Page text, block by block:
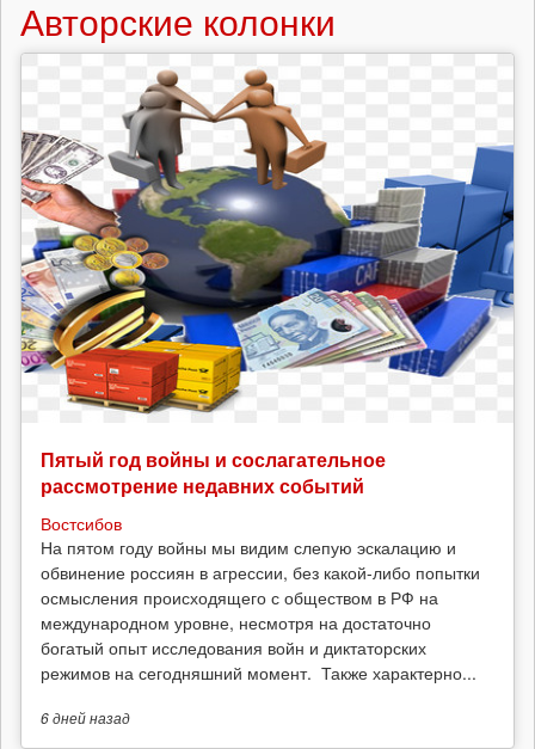
Авторские колонки
Пятый год войны и сослагательное
рассмотрение недавних событий
Востсибов
На пятом году войны мы видим слепую эскалацию и
обвинение россиян в агрессии, без какой-либо попытки
осмысления происходящего с обществом в РФ на
международном уровне, несмотря на достаточно
богатый опыт исследования войн и диктаторских
режимов на сегодняшний момент. Также характерно...
6 днейназад